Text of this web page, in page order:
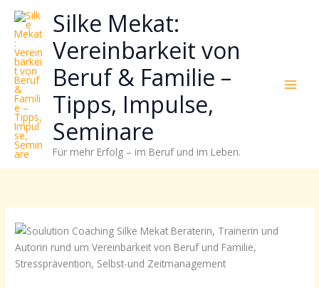
Zum
Inhalt
springen
Silke Mekat:
Vereinbarkeit von
Beruf & Familie –
Tipps, Impulse,
Seminare
Für mehr Erfolg – im Beruf und im Leben.
wie
sich
Stress
reduzieren
Energie
gezielter
einsetzen
lässt?
Einfach